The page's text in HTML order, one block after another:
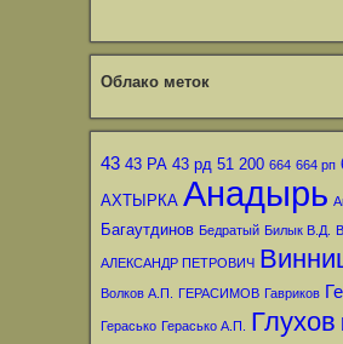
Облако меток
43 43 РА 43 рд 51 200 664 664 рп
АХТЫРКА Анадырь
Багаутдинов Бедратый Билык В.Д.
АЛЕКСАНДР ПЕТРОВИЧ
Волков А.П. ГЕРАСИМОВ Гавриков
Герасько Герасько А.П. Глухов